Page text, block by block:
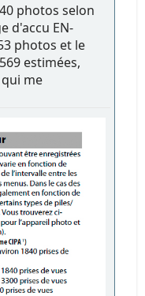
photos selon
d'accu EN-
photos et le
estimées,
me